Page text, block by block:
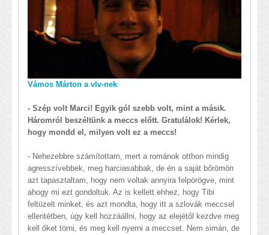
Vámos Márton a vlv-nek
- Szép volt Marci! Egyik gól szebb volt, mint a másik.
Háromról beszéltünk a meccs előtt. Gratulálok! Kérlek,
hogy mondd el, milyen volt ez a meccs!
- Nehezebbre számítottam, mert a románok otthon mindig
agresszívebbek, meg harciasabbak, de én a saját bőrömön
azt tapasztaltam, hogy nem voltak annyira felpörögve, mint
ahogy mi ezt gondoltuk. Az is kellett ehhez, hogy Tibi
feltüzelt minket, és azt mondta, hogy itt a szlovák meccsel
ellentétben, úgy kell hozzáállni, hogy az elejétől kezdve meg
kell őket törni, és meg kell nyerni a meccset. Nem simán, de